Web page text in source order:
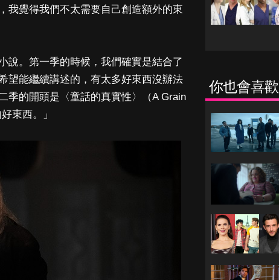
我覺得我們不太需要自己創造額外的東
說。第一季的時候，我們確實是結合了
望能繼續講述的，有太多好東西沒辦法
季的開頭是〈童話的真實性〉（A Grain
東西。」
你也會喜歡